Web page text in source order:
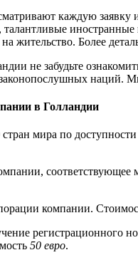
каждую
жительство. Более
не забудьте
наций.
в Голландии
стран мира по
соответствующее
компании.
регистрационного
50 евро.